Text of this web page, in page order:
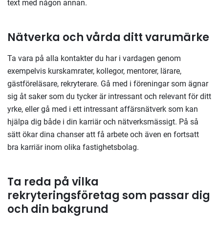
text med någon annan.
Nätverka och vårda ditt varumärke
Ta vara på alla kontakter du har i vardagen genom
exempelvis kurskamrater, kollegor, mentorer, lärare,
gästföreläsare, rekryterare. Gå med i föreningar som ägnar
sig åt saker som du tycker är intressant och relevant för ditt
yrke, eller gå med i ett intressant affärsnätverk som kan
hjälpa dig både i din karriär och nätverksmässigt. På så
sätt ökar dina chanser att få arbete och även en fortsatt
bra karriär inom olika fastighetsbolag.
Ta reda på vilka
rekryteringsföretag som passar dig
och din bakgrund